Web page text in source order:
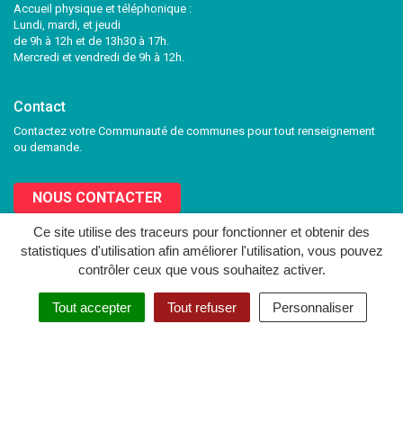
Ce site utilise des traceurs pour fonctionner et obtenir des
statistiques d'utilisation afin améliorer l'utilisation, vous pouvez
contrôler ceux que vous souhaitez activer.
Tout accepter Tout refuser Personnaliser
Accueil physique et téléphonique :
Lundi, mardi, et jeudi
de 9h à 12h et de 13h30 à 17h.
Mercredi et vendredi de 9h à 12h.
Contact
Contactez votre Communauté de communes pour tout renseignement
ou demande.
NOUS CONTACTER
Lien
vers
le
compte
Facebook
Lien
vers
le
compte
Twitter
MENTIONS LÉGALES PLAN DU SITE CRÉDITS NOUS CONTACTER